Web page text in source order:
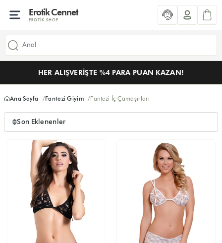
Erotik Cennet
EROTIK SHOP
HER ALIŞVERIŞTE %4 PARA PUAN KAZAN!
Ana Sayfa Fantezi Giyim Fantezi İç Çamaşırları
Son Eklenenler